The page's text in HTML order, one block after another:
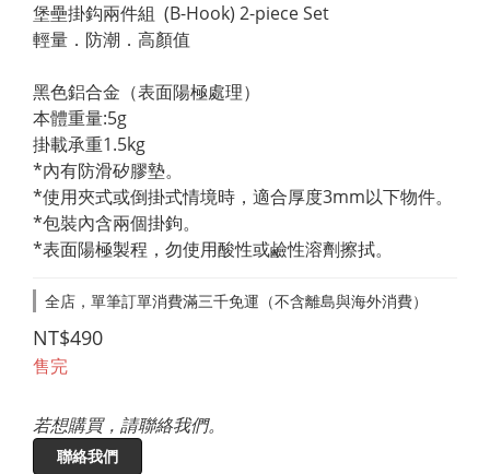
堡壘掛鈎兩件組  (B-Hook) 2-piece Set
輕量．防潮．高顏值
黑色鋁合金（表面陽極處理）
本體重量:5g
掛載承重1.5kg
*內有防滑矽膠墊。
*使用夾式或倒掛式情境時，適合厚度3mm以下物件。
*包裝內含兩個掛鉤。
*表面陽極製程，勿使用酸性或鹼性溶劑擦拭。
全店，單筆訂單消費滿三千免運（不含離島與海外消費）
NT$490
售完
若想購買，請聯絡我們。
聯絡我們